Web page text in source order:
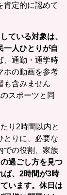
肯定的に認めて
ている対象は、
一人ひとりが自
、通勤・通学時
ホの動画を参考
も含みません
スポーツと同
り2時間以内と
とりに、必要な
での役割、家族
過ごし方を見つ
ば、2時間が3時
います。休日は